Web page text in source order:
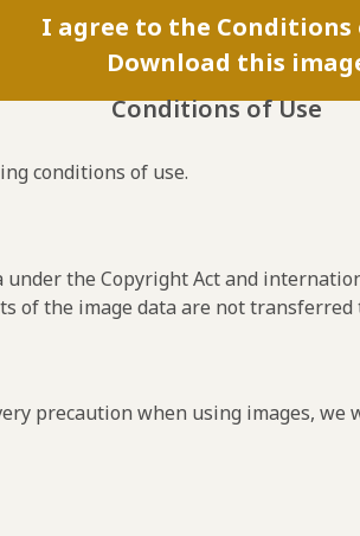
I agree to the Conditions
Download this
Conditions of Use
conditions of use.
under the Copyright Act and
of the image data are not transferred
precaution when using images,